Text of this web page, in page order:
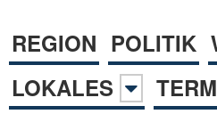
REGION POLITIK
LOKALES